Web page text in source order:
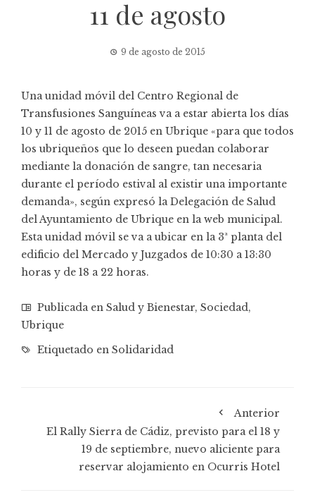
11 de agosto
9 de agosto de 2015
Una unidad móvil del Centro Regional de
Transfusiones Sanguíneas va a estar abierta los días
10 y 11 de agosto de 2015 en Ubrique «para que todos
los ubriqueños que lo deseen puedan colaborar
mediante la donación de sangre, tan necesaria
durante el período estival al existir una importante
demanda», según expresó la Delegación de Salud
del Ayuntamiento de Ubrique en la web municipal.
Esta unidad móvil se va a ubicar en la 3ª planta del
edificio del Mercado y Juzgados de 10:30 a 13:30
horas y de 18 a 22 horas.
Publicada en Salud y Bienestar, Sociedad,
Ubrique
Etiquetado en Solidaridad
Anterior
El Rally Sierra de Cádiz, previsto para el 18 y
19 de septiembre, nuevo aliciente para
reservar alojamiento en Ocurris Hotel